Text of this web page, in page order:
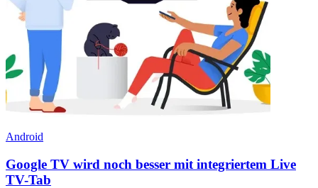
Android
Google TV wird noch besser mit integriertem Live
TV-Tab